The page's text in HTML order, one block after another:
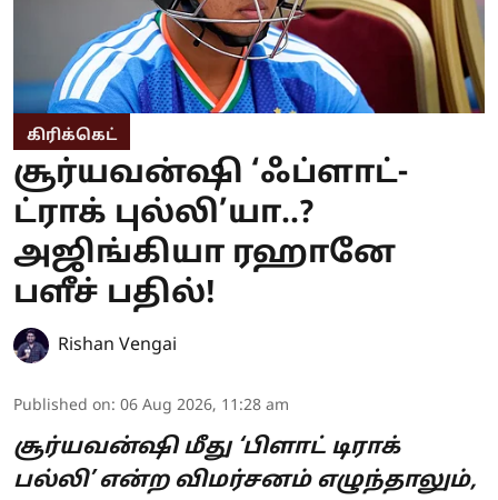
கிரிக்கெட்
சூர்யவன்ஷி ‘ஃப்ளாட்-
ட்ராக் புல்லி’யா..?
அஜிங்கியா ரஹானே
பளீச் பதில்!
Rishan Vengai
Published on: 06 Aug 2026, 11:28 am
சூர்யவன்ஷி மீது ‘பிளாட் டிராக்
பல்லி’ என்ற விமர்சனம் எழுந்தாலும்,